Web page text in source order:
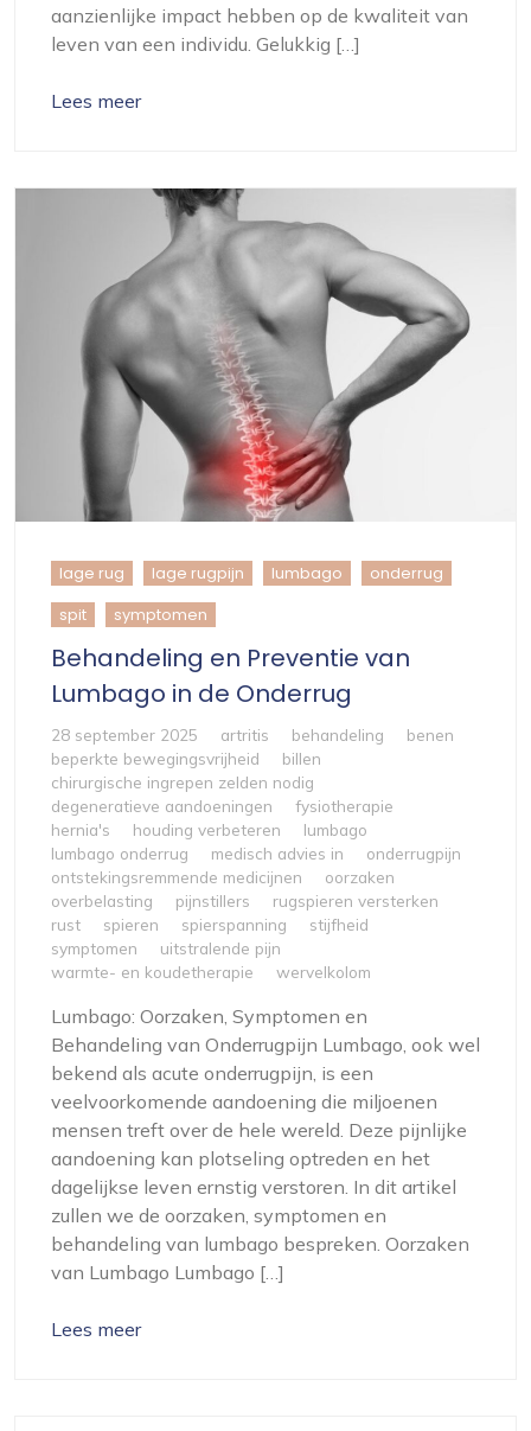
aanzienlijke impact hebben op de kwaliteit van
leven van een individu. Gelukkig […]
Lees meer
lage rug lage rugpijn lumbago onderrug
spit symptomen
Behandeling en Preventie van
Lumbago in de Onderrug
28 september 2025 artritis behandeling
benen
beperkte bewegingsvrijheid
billen
chirurgische ingrepen zelden nodig
degeneratieve aandoeningen
fysiotherapie
hernia's
houding verbeteren
lumbago
lumbago onderrug
medisch advies in
onderrugpijn
ontstekingsremmende medicijnen
oorzaken
overbelasting
pijnstillers
rugspieren versterken
rust
spieren spierspanning
stijfheid
symptomen
uitstralende pijn
warmte- en koudetherapie
wervelkolom
Lumbago: Oorzaken, Symptomen en
Behandeling van Onderrugpijn Lumbago, ook wel
bekend als acute onderrugpijn, is een
veelvoorkomende aandoening die miljoenen
mensen treft over de hele wereld. Deze pijnlijke
aandoening kan plotseling optreden en het
dagelijkse leven ernstig verstoren. In dit artikel
zullen we de oorzaken, symptomen en
behandeling van lumbago bespreken. Oorzaken
van Lumbago Lumbago […]
Lees meer